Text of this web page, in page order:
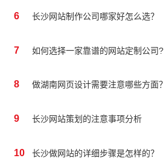
6 长沙网站制作公司哪家好怎么选？
7 如何选择一家靠谱的网站定制公司?
8 做湖南网页设计需要注意哪些方面？
9 长沙网站策划的注意事项分析
10 长沙做网站的详细步骤是怎样的？